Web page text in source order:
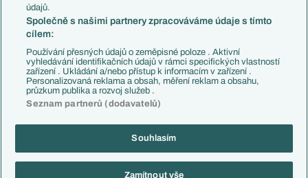
Chelsea FC
Manchester United
AC Milán
Juventus FC
Bayern Mnichov
FC Barcelona
Real Madrid
Copyright © 2001-2026 EuroFotbal.cz. Využíváme zpravodajství ČTK.
Informace o zpracování osobních údajů
údajů.
Společně s našimi partnery zpracováváme údaje s tímto
cílem:
Používání přesných údajů o zeměpisné poloze . Aktivní
vyhledávání identifikačních údajů v rámci specifických vlastností
zařízení . Ukládání a/nebo přístup k informacím v zařízení .
Personalizovaná reklama a obsah, měření reklam a obsahu,
průzkum publika a rozvoj služeb .
Seznam partnerů (dodavatelů)
Souhlasím
Zamítnout vše